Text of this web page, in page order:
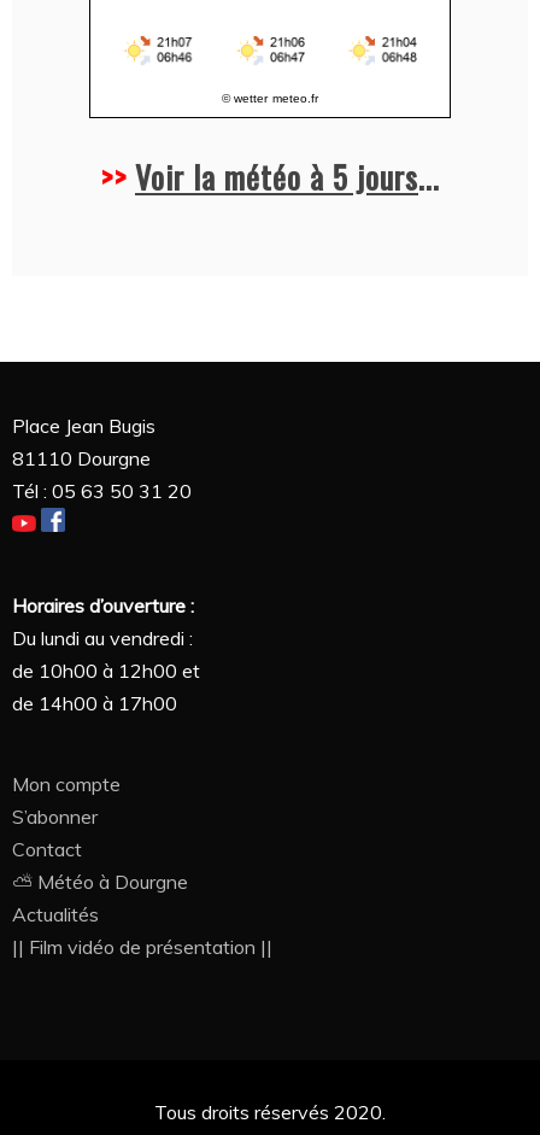
© wetter meteo.fr
>>Voir la météo à 5 jours...
Place Jean Bugis
81110 Dourgne
Tél : 05 63 50 31 20
Horaires d’ouverture :
Du lundi au vendredi :
de 10h00 à 12h00 et
de 14h00 à 17h00
Mon compte
S’abonner
Contact
⛅ Météo à Dourgne
Actualités
|| Film vidéo de présentation ||
Tous droits réservés 2020.